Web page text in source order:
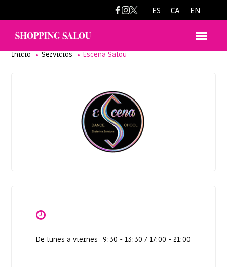
ES CA EN
escenasalou@gmail.com
Inicio Servicios Escena Salou
De lunes a viernes 9:30 - 13:30 / 17:00 - 21:00